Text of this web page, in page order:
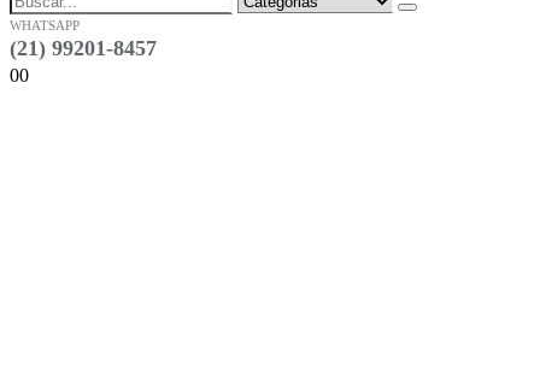
WHATSAPP
(21) 99201-8457
00